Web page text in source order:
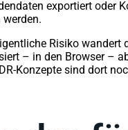
exportiert oder
Risiko wandert
– in den Browser –
Konzepte sind dort